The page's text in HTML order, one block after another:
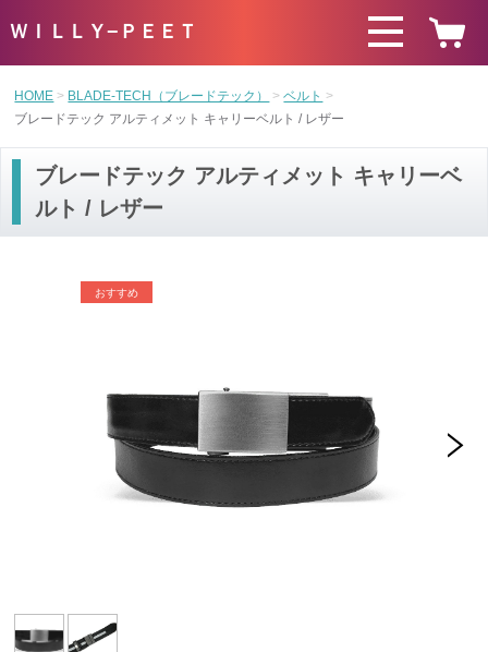
ＷＩＬＬＹ−ＰＥＥＴ
HOME BLADE-TECH（ブレードテック）
ベルト
ブレードテック アルティメット キャリーベルト / レザー
ブレードテック アルティメット キャリーベ
ルト / レザー